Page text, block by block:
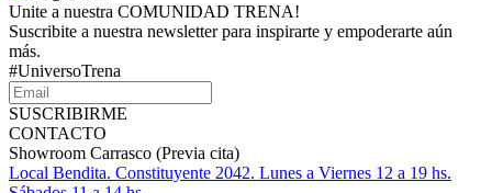
Unite a nuestra COMUNIDAD TRENA!
Suscribite a nuestra newsletter para inspirarte y empoderarte aún
más.
#UniversoTrena
SUSCRIBIRME
CONTACTO
Showroom Carrasco (Previa cita)
Local Bendita. Constituyente 2042. Lunes a Viernes 12 a 19 hs.